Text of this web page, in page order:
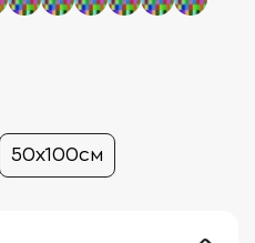
50х100см